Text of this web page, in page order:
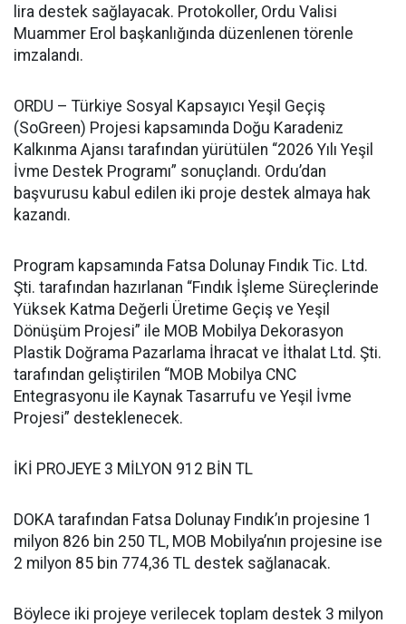
lira destek sağlayacak. Protokoller, Ordu Valisi
Muammer Erol başkanlığında düzenlenen törenle
imzalandı.
ORDU – Türkiye Sosyal Kapsayıcı Yeşil Geçiş
(SoGreen) Projesi kapsamında Doğu Karadeniz
Kalkınma Ajansı tarafından yürütülen “2026 Yılı Yeşil
İvme Destek Programı” sonuçlandı. Ordu’dan
başvurusu kabul edilen iki proje destek almaya hak
kazandı.
Program kapsamında Fatsa Dolunay Fındık Tic. Ltd.
Şti. tarafından hazırlanan “Fındık İşleme Süreçlerinde
Yüksek Katma Değerli Üretime Geçiş ve Yeşil
Dönüşüm Projesi” ile MOB Mobilya Dekorasyon
Plastik Doğrama Pazarlama İhracat ve İthalat Ltd. Şti.
tarafından geliştirilen “MOB Mobilya CNC
Entegrasyonu ile Kaynak Tasarrufu ve Yeşil İvme
Projesi” desteklenecek.
İKİ PROJEYE 3 MİLYON 912 BİN TL
DOKA tarafından Fatsa Dolunay Fındık’ın projesine 1
milyon 826 bin 250 TL, MOB Mobilya’nın projesine ise
2 milyon 85 bin 774,36 TL destek sağlanacak.
Böylece iki projeye verilecek toplam destek 3 milyon